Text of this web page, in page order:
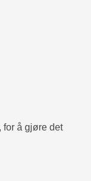
for å gjøre det